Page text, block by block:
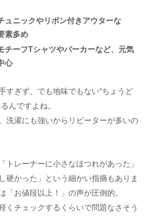
ュニックやリボン付きアウターな
素多め
チーフTシャツやパーカーなど、元気
心
すぎず、でも地味でもない“ちょうど
んですよね。
洗濯にも強いからリピーターが多いの
トレーナーに小さなほつれがあった」
硬かった」という細かい指摘もありま
「お値段以上！」の声が圧倒的。
くチェックするくらいで問題なさそう